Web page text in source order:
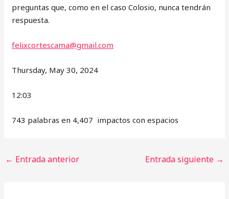
preguntas que, como en el caso Colosio, nunca tendrán
respuesta.
felixcortescama@gmail.com
Thursday, May 30, 2024
12:03
743 palabras en 4,407 impactos con espacios
← Entrada anterior Entrada siguiente →